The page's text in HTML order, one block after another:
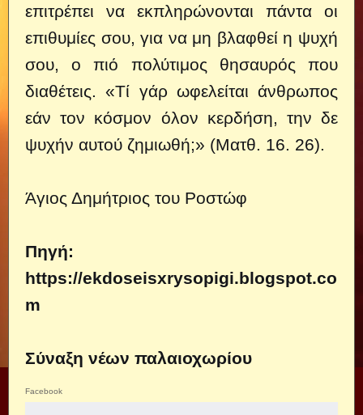
επιτρέπει να εκπληρώνονται πάντα οι
επιθυμίες σου, για να μη βλαφθεί η ψυχή
σου, ο πιό πολύτιμος θησαυρός που
διαθέτεις. «Τί γάρ ωφελείται άνθρωπος
εάν τον κόσμον όλον κερδήση, την δε
ψυχήν αυτού ζημιωθή;» (Ματθ. 16. 26).
Άγιος Δημήτριος του Ροστώφ
Πηγή:
https://ekdoseisxrysopigi.blogspot.co
m
Σύναξη νέων παλαιοχωρίου
Facebook